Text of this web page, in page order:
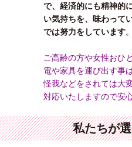
で、経済的にも精神的
い気持ちを、味わって
では努力をしています。
ご高齢の方や女性おひ
電や家具を運び出す事
怪我などをされては大
対応いたしますので安
私たちが